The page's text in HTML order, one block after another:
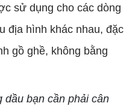
sử dụng cho các dòng
địa hình khác nhau, đặc
gồ ghề, không bằng
dầu bạn cần phải cân